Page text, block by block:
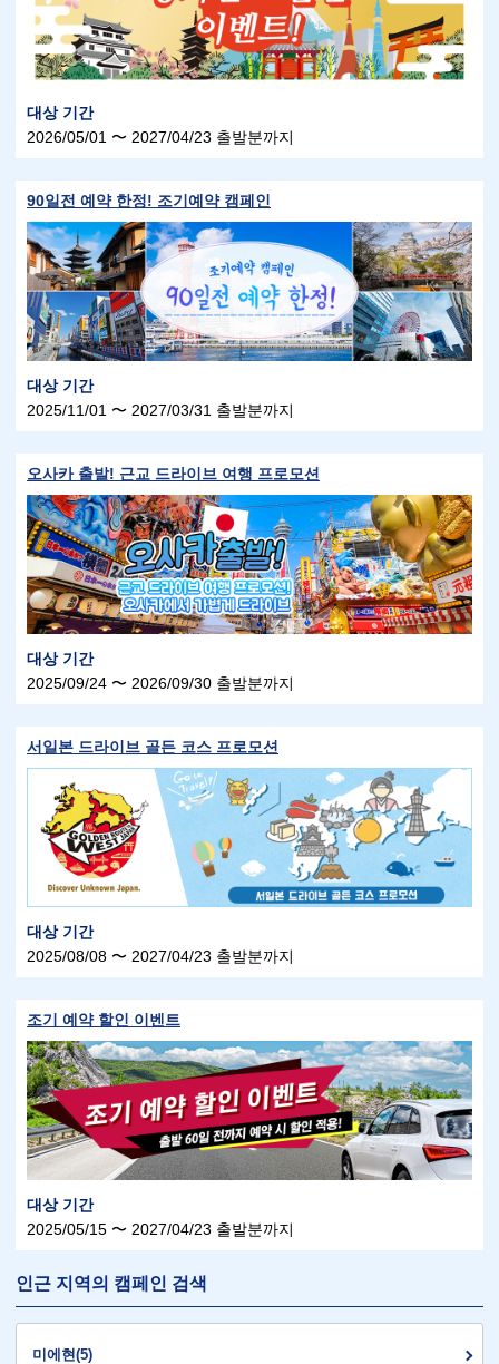
대상 기간
2026/05/01 〜 2027/04/23 출발분까지
90일전 예약 한정! 조기예약 캠페인
대상 기간
2025/11/01 〜 2027/03/31 출발분까지
오사카 출발! 근교 드라이브 여행 프로모션
대상 기간
2025/09/24 〜 2026/09/30 출발분까지
서일본 드라이브 골든 코스 프로모션
대상 기간
2025/08/08 〜 2027/04/23 출발분까지
조기 예약 할인 이벤트
대상 기간
2025/05/15 〜 2027/04/23 출발분까지
인근 지역의 캠페인 검색
미에현(5)